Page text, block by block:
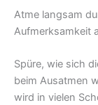
Atme langsam
Aufmerksamkeit
Spüre, wie sich
beim Ausatmen
wird in vielen